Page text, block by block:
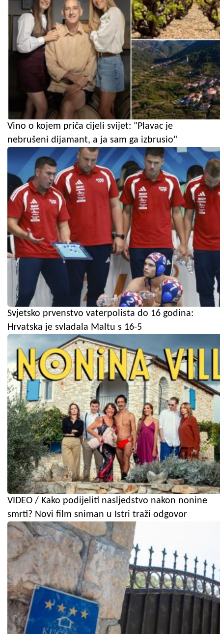
Vino o kojem priča cijeli svijet: "Plavac je
nebrušeni dijamant, a ja sam ga izbrusio"
Svjetsko prvenstvo vaterpolista do 16 godina:
Hrvatska je svladala Maltu s 16-5
VIDEO / Kako podijeliti nasljedstvo nakon nonine
smrti? Novi film sniman u Istri traži odgovor